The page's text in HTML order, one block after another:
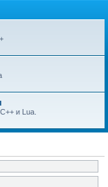
и Lua.